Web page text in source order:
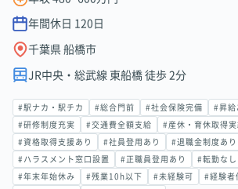
年間休日 120 日
千葉県 船橋市
JR中央・総武線 東船橋 徒歩 2分
#駅ナカ・駅チカ #総合門前 #社会保険完備 #昇給
#研修制度充実 #交通費全額支給 #産休・育休取得実
#資格取得支援あり #社員登用あり #退職金制度あり
#ハラスメント窓口設置 #正職員登用あり #転勤なし
#年末年始休み #残業10h以下 #未経験可 #経験者